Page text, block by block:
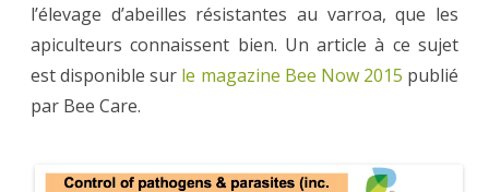
l’élevage d’abeilles résistantes au varroa, que les
apiculteurs connaissent bien. Un article à ce sujet
est disponible sur le magazine Bee Now 2015 publié
par Bee Care.